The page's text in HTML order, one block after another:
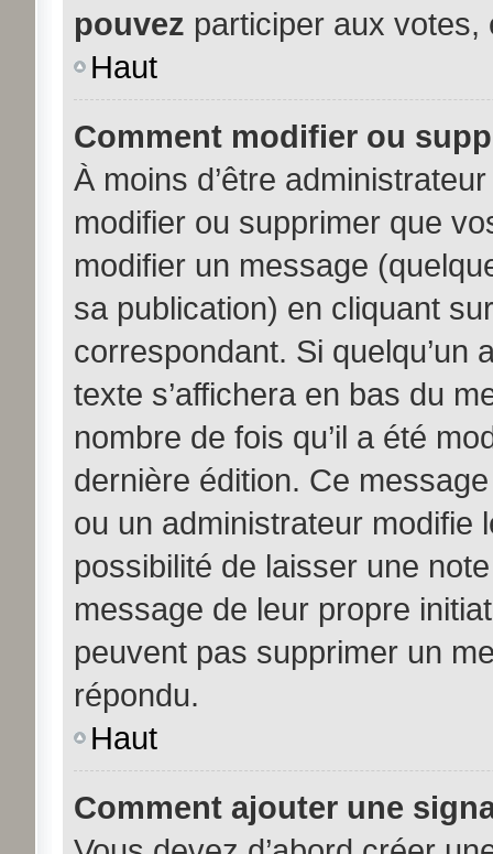
pouvez participer aux votes,
Haut
Comment modifier ou
À moins d’être
modifier ou supprimer que
modifier un message
sa publication) en cliquant
correspondant. Si quelqu’un
texte s’affichera en bas du
nombre de fois qu’il a été
dernière édition. Ce
ou un administrateur modifie
possibilité de laisser une
message de leur propre
peuvent pas supprimer un
répondu.
Haut
Comment ajouter une